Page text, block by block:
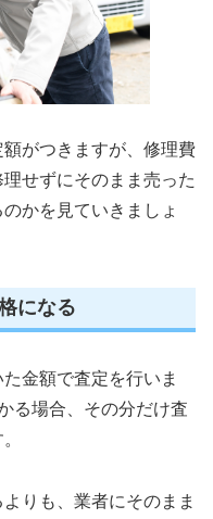
がつきますが、修理費
せずにそのまま売った
かを見ていきましょ
になる
金額で査定を行いま
る場合、その分だけ査
りも、業者にそのまま